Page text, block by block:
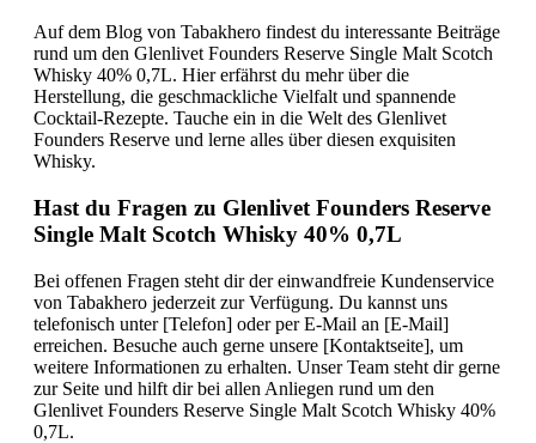
Auf dem Blog von Tabakhero findest du interessante Beiträge
rund um den Glenlivet Founders Reserve Single Malt Scotch
Whisky 40% 0,7L. Hier erfährst du mehr über die
Herstellung, die geschmackliche Vielfalt und spannende
Cocktail-Rezepte. Tauche ein in die Welt des Glenlivet
Founders Reserve und lerne alles über diesen exquisiten
Whisky.
Hast du Fragen zu Glenlivet Founders Reserve
Single Malt Scotch Whisky 40% 0,7L
Bei offenen Fragen steht dir der einwandfreie Kundenservice
von Tabakhero jederzeit zur Verfügung. Du kannst uns
telefonisch unter [Telefon] oder per E-Mail an [E-Mail]
erreichen. Besuche auch gerne unsere [Kontaktseite], um
weitere Informationen zu erhalten. Unser Team steht dir gerne
zur Seite und hilft dir bei allen Anliegen rund um den
Glenlivet Founders Reserve Single Malt Scotch Whisky 40%
0,7L.